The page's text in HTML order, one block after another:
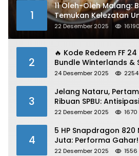
1
11 Oleh-Oleh Malang:
Temukan Kelezatan
Dibawa
22 Desember 2025 16190
2
🔥 Kode Redeem FF
Bundle Winterlands &
24 Desember 2025 2254
3
Jelang Nataru,
Ribuan SPBU:
BBM dan LPG!
22 Desember 2025 1670
4
5 HP Snapdragon
Juta: Performa Gahar!
22 Desember 2025 1556